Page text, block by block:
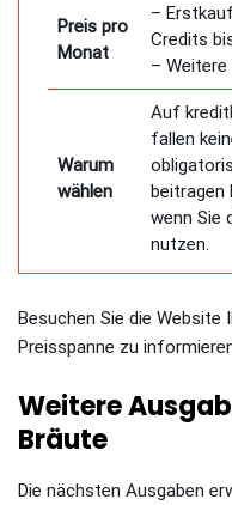
Preis pro
Monat
–
Credits
–
Warum
wählen
Auf
fallen
beitragen
wenn Sie
nutzen.
Besuchen Sie die Website
Preisspanne zu
Weitere
Bräute
Die nächsten Ausgaben